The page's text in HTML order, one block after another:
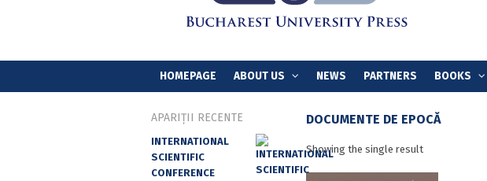
HOMEPAGE ABOUT US NEWS PARTNERS BOOKS
DOCUMENTE DE EPOCĂ
Showing the single result
APARIȚII RECENTE
INTERNATIONAL
SCIENTIFIC
CONFERENCE